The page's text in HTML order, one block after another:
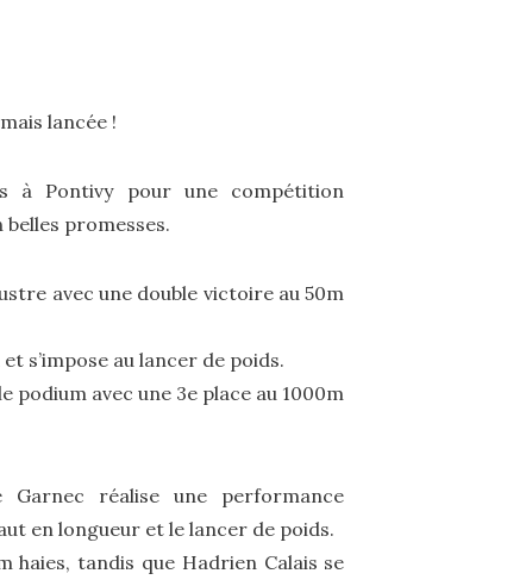
lancée !
à Pontivy pour une compétition
promesses.
avec une double victoire au 50m
s’impose au lancer de poids.
podium avec une 3e place au 1000m
réalise une performance
en longueur et le lancer de poids.
haies, tandis que Hadrien Calais se